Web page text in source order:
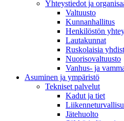
Yhteystiedot ja
Valtuusto
Kunnanhallitus
Henkilöstön
Lautakunnat
Ruskolaisia
Nuorisovaltuusto
Vanhus- ja
Asuminen ja ympäristö
Tekniset palvelut
Kadut ja tiet
Jätehuolto